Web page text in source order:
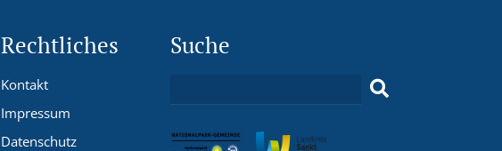
Rechtliches
Kontakt
Impressum
Datenschutz
Suche